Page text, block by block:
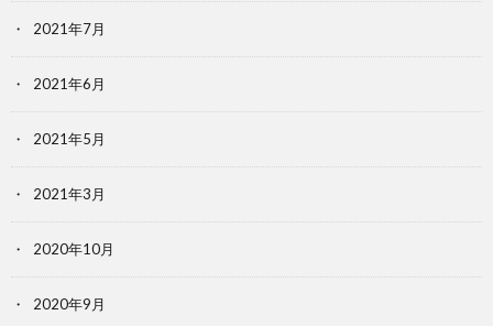
2021年7月
2021年6月
2021年5月
2021年3月
2020年10月
2020年9月